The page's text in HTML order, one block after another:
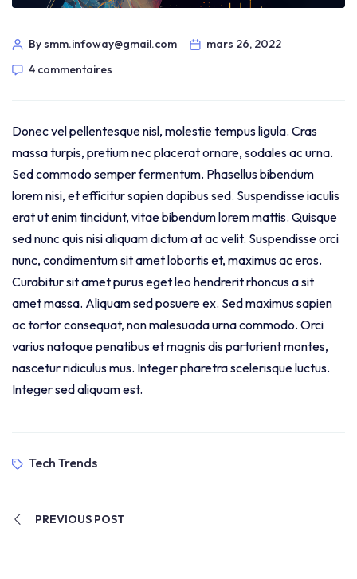
By smm.infoway@gmail.com
mars 26, 2022
4 commentaires
Donec vel pellentesque nisl, molestie tempus ligula. Cras
massa turpis, pretium nec placerat ornare, sodales ac urna.
Sed commodo semper fermentum. Phasellus bibendum
lorem nisi, et efficitur sapien dapibus sed. Suspendisse iaculis
erat ut enim tincidunt, vitae bibendum lorem mattis. Quisque
sed nunc quis nisi aliquam dictum at ac velit. Suspendisse orci
nunc, condimentum sit amet lobortis et, maximus ac eros.
Curabitur sit amet purus eget leo hendrerit rhoncus a sit
amet massa. Aliquam sed posuere ex. Sed maximus sapien
ac tortor consequat, non malesuada urna commodo. Orci
varius natoque penatibus et magnis dis parturient montes,
nascetur ridiculus mus. Integer pharetra scelerisque luctus.
Integer sed aliquam est.
Tech Trends
PREVIOUS POST